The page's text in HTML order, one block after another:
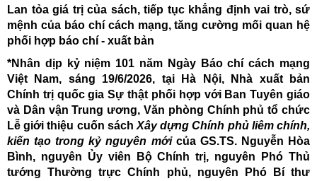
Lan tỏa giá trị của sách, tiếp tục khẳng định vai trò, sứ
mệnh của báo chí cách mạng, tăng cường mối quan hệ
phối hợp báo chí - xuất bản
*Nhân dịp kỷ niệm 101 năm Ngày Báo chí cách mạng
Việt Nam, sáng 19/6/2026, tại Hà Nội, Nhà xuất bản
Chính trị quốc gia Sự thật phối hợp với Ban Tuyên giáo
và Dân vận Trung ương, Văn phòng Chính phủ tổ chức
Lễ giới thiệu cuốn sách Xây dựng Chính phủ liêm chính,
kiến tạo trong kỷ nguyên mới của GS.TS. Nguyễn Hòa
Bình, nguyên Ủy viên Bộ Chính trị, nguyên Phó Thủ
tướng Thường trực Chính phủ, nguyên Phó Bí thư